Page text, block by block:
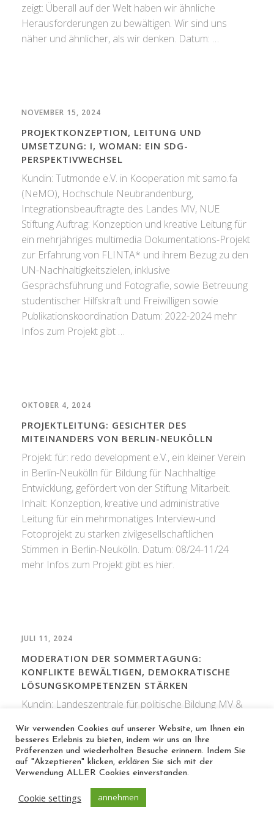
zeigt: Überall auf der Welt haben wir ähnliche
Herausforderungen zu bewältigen. Wir sind uns
näher und ähnlicher, als wir denken. Datum: …
NOVEMBER 15, 2024
PROJEKTKONZEPTION, LEITUNG UND
UMSETZUNG: I, WOMAN: EIN SDG-
PERSPEKTIVWECHSEL
Kundin: Tutmonde e.V. in Kooperation mit samo.fa
(NeMO), Hochschule Neubrandenburg,
Integrationsbeauftragte des Landes MV, NUE
Stiftung Auftrag: Konzeption und kreative Leitung für
ein mehrjähriges multimedia Dokumentations-Projekt
zur Erfahrung von FLINTA* und ihrem Bezug zu den
UN-Nachhaltigkeitszielen, inklusive
Gesprächsführung und Fotografie, sowie Betreuung
studentischer Hilfskraft und Freiwilligen sowie
Publikationskoordination Datum: 2022-2024 mehr
Infos zum Projekt gibt …
OKTOBER 4, 2024
PROJEKTLEITUNG: GESICHTER DES
MITEINANDERS VON BERLIN-NEUKÖLLN
Projekt für: redo development e.V., ein kleiner Verein
in Berlin-Neukölln für Bildung für Nachhaltige
Entwicklung, gefördert von der Stiftung Mitarbeit.
Inhalt: Konzeption, kreative und administrative
Leitung für ein mehrmonatiges Interview-und
Fotoprojekt zu starken zivilgesellschaftlichen
Stimmen in Berlin-Neukölln. Datum: 08/24-11/24
mehr Infos zum Projekt gibt es hier.
JULI 11, 2024
MODERATION DER SOMMERTAGUNG:
KONFLIKTE BEWÄLTIGEN, DEMOKRATISCHE
LÖSUNGSKOMPETENZEN STÄRKEN
Kundin: Landeszentrale für politische Bildung MV &
Moderation des gesamten Tages Datum: 27.06.2024
in Neustrelitz Foto: LPB
2 3
Wir verwenden Cookies auf unserer Website, um Ihnen ein
besseres Erlebnis zu bieten, indem wir uns an Ihre
Präferenzen und wiederholten Besuche erinnern. Indem Sie
auf "Akzeptieren" klicken, erklären Sie sich mit der
Verwendung ALLER Cookies einverstanden.
Cookie settings annehmen